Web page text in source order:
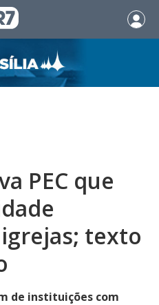
PEC que
texto
de instituições com